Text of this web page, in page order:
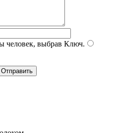
человек, выбрав Ключ.